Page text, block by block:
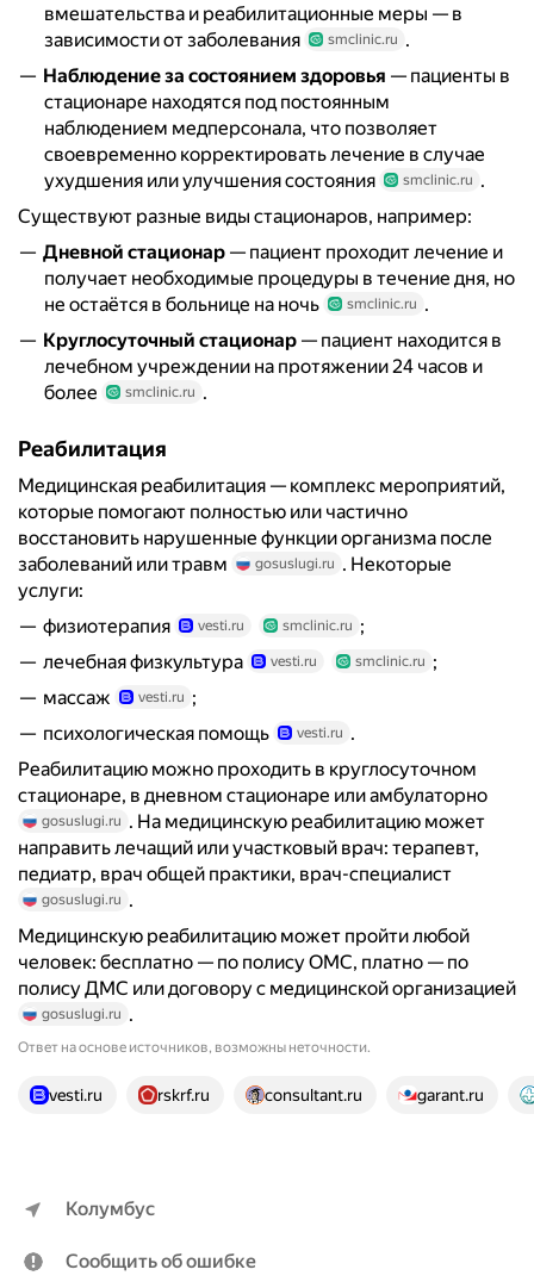
вмешательства и реабилитационные меры — в
зависимости от заболевания
smclinic.ru .
Наблюдение за состоянием здоровья — пациенты в
стационаре находятся под постоянным
наблюдением медперсонала, что позволяет
своевременно корректировать лечение в случае
ухудшения или улучшения состояния
smclinic.ru .
Существуют разные виды стационаров, например:
Дневной стационар — пациент проходит лечение и
получает необходимые процедуры в течение дня, но
не остаётся в больнице на ночь
smclinic.ru .
Круглосуточный стационар — пациент находится в
лечебном учреждении на протяжении 24 часов и
более
smclinic.ru .
Реабилитация
Медицинская реабилитация — комплекс мероприятий,
которые помогают полностью или частично
восстановить нарушенные функции организма после
заболеваний или травм
gosuslugi.ru . Некоторые
услуги:
физиотерапия
vesti.ru smclinic.ru ;
лечебная физкультура
vesti.ru smclinic.ru ;
массаж
vesti.ru ;
психологическая помощь
vesti.ru .
Реабилитацию можно проходить в круглосуточном
стационаре, в дневном стационаре или амбулаторно
gosuslugi.ru . На медицинскую реабилитацию может
направить лечащий или участковый врач: терапевт,
педиатр, врач общей практики, врач-специалист
gosuslugi.ru .
Медицинскую реабилитацию может пройти любой
человек: бесплатно — по полису ОМС, платно — по
полису ДМС или договору с медицинской организацией
gosuslugi.ru .
Ответ на основе источников, возможны неточности.
23 источника
vesti.ru rskrf.ru consultant.ru garant.ru
Колумбус
Сообщить об ошибке